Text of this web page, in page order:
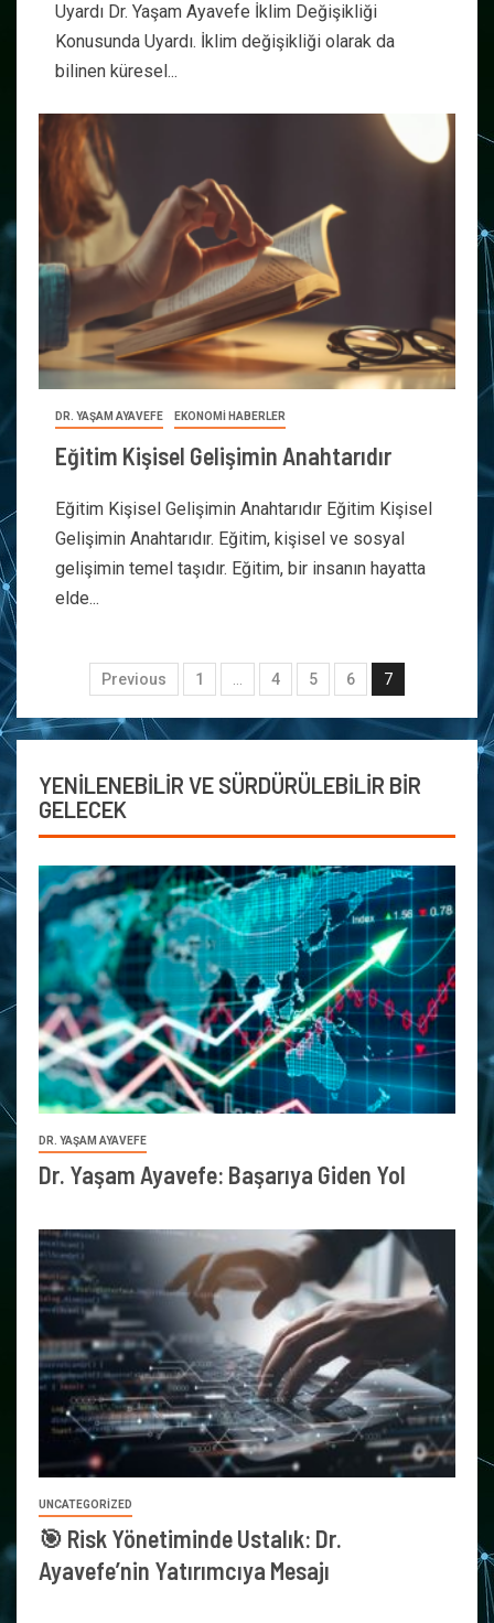
Uyardı Dr. Yaşam Ayavefe İklim Değişikliği
Konusunda Uyardı. İklim değişikliği olarak da
bilinen küresel...
DR. YAŞAM AYAVEFE EKONOMİ HABERLER
Eğitim Kişisel Gelişimin Anahtarıdır
Eğitim Kişisel Gelişimin Anahtarıdır Eğitim Kişisel
Gelişimin Anahtarıdır. Eğitim, kişisel ve sosyal
gelişimin temel taşıdır. Eğitim, bir insanın hayatta
elde...
Previous 1 4 5 6 7
YENİLENEBİLİR VE SÜRDÜRÜLEBİLİR BİR
GELECEK
DR. YAŞAM AYAVEFE
Dr. Yaşam Ayavefe: Başarıya Giden Yol
UNCATEGORIZED
🎯 Risk Yönetiminde Ustalık: Dr.
Ayavefe’nin Yatırımcıya Mesajı